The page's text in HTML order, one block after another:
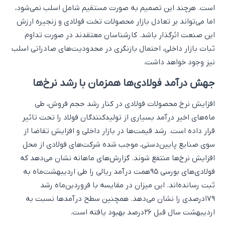
است. هرچند این تصمیم به صورت مستقیم شامل اسلب نمی‌شود،
اما می‌تواند بر تعادل بازار محصولات تخت فولادی و زنجیره ارزش
این صنعت اثرگذار باشد. کارشناسان معتقدند در صورت تداوم
ثبات بازار داخلی، احتمال بازنگری در محدودیت‌های صادراتی اسلب
نیز وجود خواهد داشت.
جهش درآمد فولادی‌ها همزمان با رشد نرخ‌ها
افزایش نرخ محصولات فولادی در کنار رشد حجم فروش، طی
ماه‌های اخیر درآمد بسیاری از تولیدکنندگان فولاد را تحت تاثیر
قرار داده است. رشد قیمت‌ها در بازار داخلی و افزایش تقاضا از
سوی صنایع پایین‌دستی، موجب شده شرکت‌های فولادی از محل
افزایش نرخ‌ها منتفع شوند. گزارش‌های ماهانه نشان می‌دهد که
فولادی‌های بورسی ۹۵همت درآمد ریالی را طی اردیبهشت‌ماه به
ثبت رسانده‌اند. این میزان در مقایسه با فروردین‌ماه رشد
۱۷۹درصدی را نشان می‌دهد. همچنین سطح درآمدها نسبت به
اردیبهشت سال قبل ۲۶درصد بهبود یافته است.